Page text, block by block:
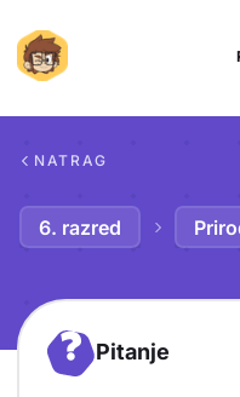
NATRAG
6. razred
? Pitanje